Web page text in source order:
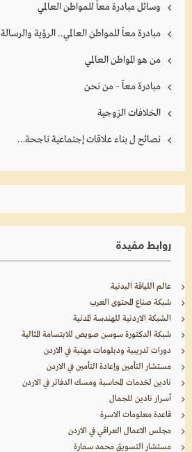
وسائل مبادرة معاً للمواطن العالمي
مبادرة معاَ للمواطن العالمي.. الرؤية والرسالة
من هو المواطن العالمي
مبادرة معاَ – من نحن
الخلافات الزوجية
نصائح ل بناء علاقات إجتماعية ناجحة…
روابط مفيدة
عالم اللياقة البدنية
شبكة صناع المحتوى العرب
الشبكة الاردنية للهندسة المدنية
شبكة الدكتورة سوسن صويص للابتسامة المثالية
دورات تدريبية ودبلومات مهنية في الاردن
مستشار التأمين وإعادة التأمين في الاردن
نادين لخدمات المحاسبة ومسك الدفاتر في الاردن
أسرار نادين للجمال
قاعدة معلومات الاسرة
مجلس الاعمال العراقي في الاردن
مستشار التسويق محمد سمارة